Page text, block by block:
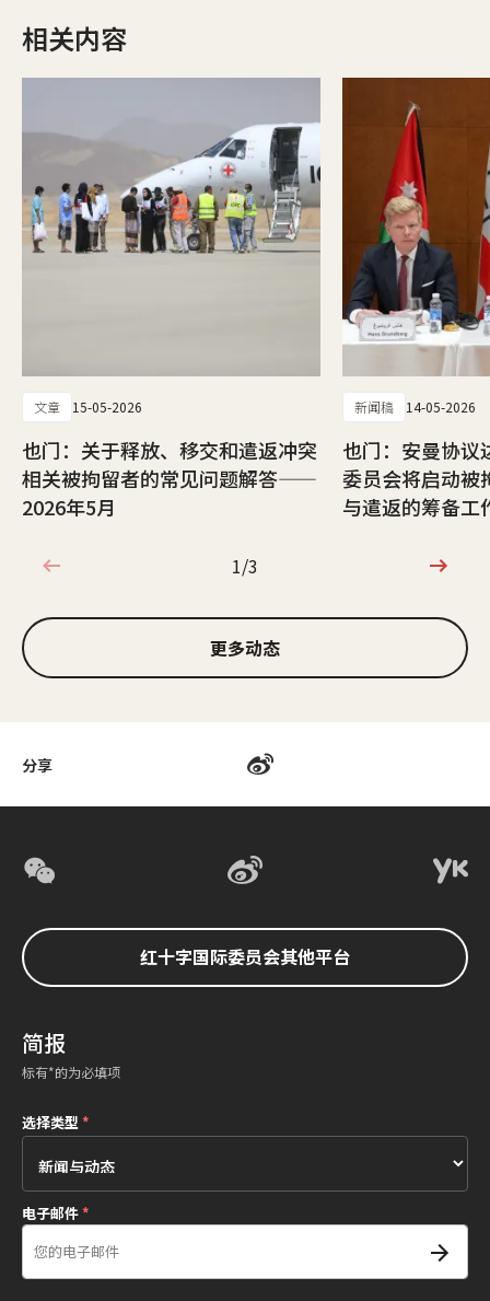
分享
相关内容
文章 15-05-2026
也门：关于释放、移交和遣返冲突
相关被拘留者的常见问题解答——
2026年5月
新闻稿 14-05-2026
也门：安曼协议
委员会将启动被
与遣返的筹备工
1/3
1/3
更多动态
红十字国际委员会其他平台
简报
标有*的为必填项
选择类型*
电子邮件*